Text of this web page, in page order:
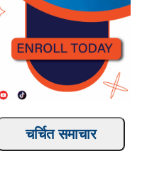
चर्चित समाचार